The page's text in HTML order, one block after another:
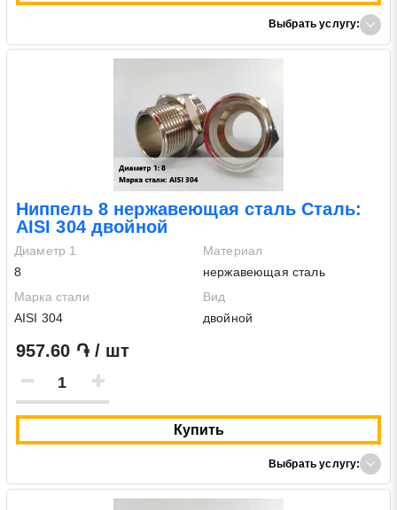
Выбрать услугу:
Ниппель 8 нержавеющая сталь Сталь:
AISI 304 двойной
Диаметр 1
8
Материал
нержавеющая сталь
Марка стали
AISI 304
Вид
двойной
957.60 ֏ / шт
Купить
Выбрать услугу: